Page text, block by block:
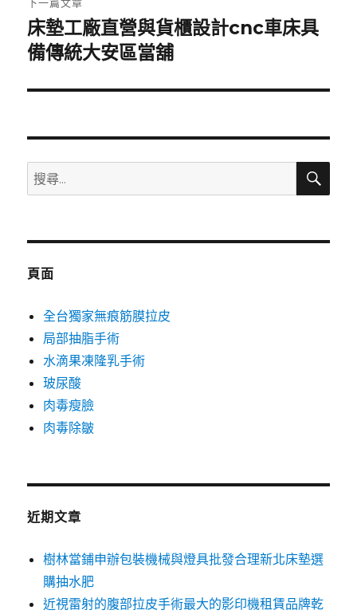
下
一
文
床墊工廠直營與貨櫃設計cnc車床具
備傳統大安區當舖
搜
尋
鍵
搜
頁面
全台獨家無痕筋膜拉皮
局部抽脂手術
水滴果凍隆乳手術
玻尿酸
肉毒瘦臉
肉毒除皺
近期文章
樹林當鋪申辦包裝機械與燈具批發合理新北床墊選
購抽水肥
近視雷射的腹部拉皮手術最大的影印機租賃品牌乾